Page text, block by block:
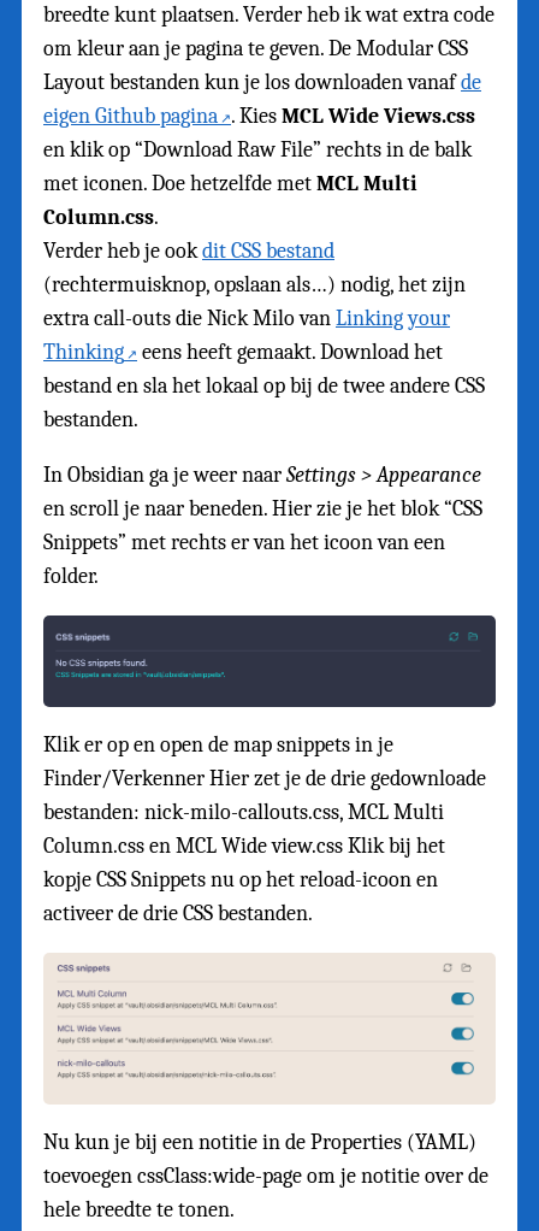
breedte kunt plaatsen. Verder heb ik wat extra code
om kleur aan je pagina te geven. De Modular CSS
Layout bestanden kun je los downloaden vanafde
eigen Github pagina . KiesMCL Wide Views.css
en klik op “Download Raw File” rechts in de balk
met iconen. Doe hetzelfde metMCL Multi
Column.css.
Verder heb je ookdit CSS bestand
(rechtermuisknop, opslaan als…) nodig, het zijn
extra call-outs die Nick Milo vanLinking your
Thinking
eens heeft gemaakt. Download het
bestand en sla het lokaal op bij de twee andere CSS
bestanden.
In Obsidian ga je weer naarSettings > Appearance
en scroll je naar beneden. Hier zie je het blok “CSS
Snippets” met rechts er van het icoon van een
folder.
Klik er op en open de map snippets in je
Finder/Verkenner Hier zet je de drie gedownloade
bestanden: nick-milo-callouts.css, MCL Multi
Column.css en MCL Wide view.css Klik bij het
kopje CSS Snippets nu op het reload-icoon en
activeer de drie CSS bestanden.
Nu kun je bij een notitie in de Properties (YAML)
toevoegen cssClass:wide-page om je notitie over de
hele breedte te tonen.